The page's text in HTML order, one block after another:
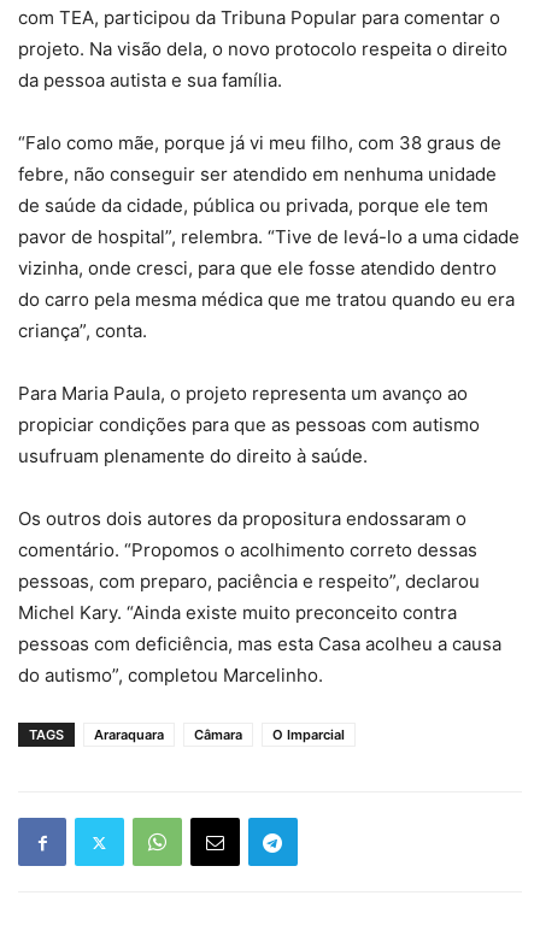
com TEA, participou da Tribuna Popular para comentar o
projeto. Na visão dela, o novo protocolo respeita o direito
da pessoa autista e sua família.
“Falo como mãe, porque já vi meu filho, com 38 graus de
febre, não conseguir ser atendido em nenhuma unidade
de saúde da cidade, pública ou privada, porque ele tem
pavor de hospital”, relembra. “Tive de levá-lo a uma cidade
vizinha, onde cresci, para que ele fosse atendido dentro
do carro pela mesma médica que me tratou quando eu era
criança”, conta.
Para Maria Paula, o projeto representa um avanço ao
propiciar condições para que as pessoas com autismo
usufruam plenamente do direito à saúde.
Os outros dois autores da propositura endossaram o
comentário. “Propomos o acolhimento correto dessas
pessoas, com preparo, paciência e respeito”, declarou
Michel Kary. “Ainda existe muito preconceito contra
pessoas com deficiência, mas esta Casa acolheu a causa
do autismo”, completou Marcelinho.
TAGS Araraquara Câmara O Imparcial